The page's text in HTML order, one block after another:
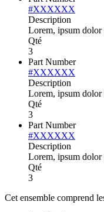
#XXXXXX
Description
Lorem, ipsum dolor
Qté
3
Part Number
#XXXXXX
Description
Lorem, ipsum dolor
Qté
3
Part Number
#XXXXXX
Description
Lorem, ipsum dolor
Qté
3
Cet ensemble comprend